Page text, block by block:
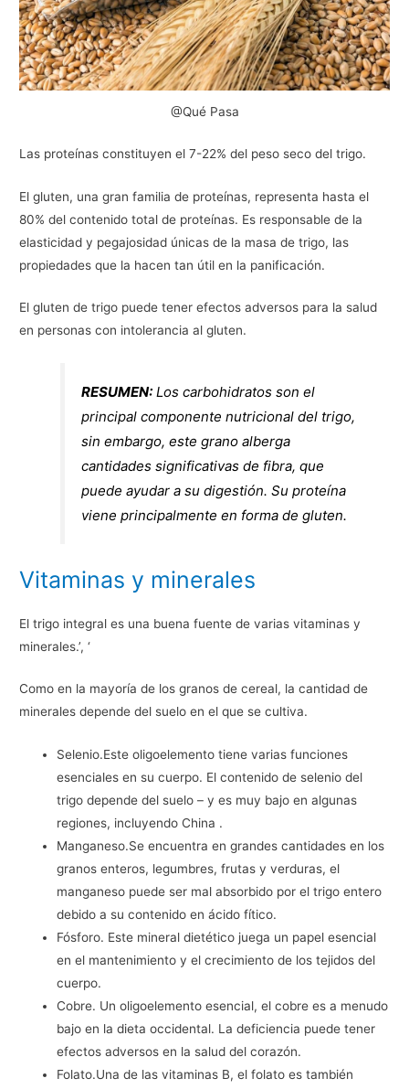
@Qué Pasa
Las proteínas constituyen el 7-22% del peso seco del trigo.
El gluten, una gran familia de proteínas, representa hasta el
80% del contenido total de proteínas. Es responsable de la
elasticidad y pegajosidad únicas de la masa de trigo, las
propiedades que la hacen tan útil en la panificación.
El gluten de trigo puede tener efectos adversos para la salud
en personas con intolerancia al gluten.
RESUMEN: Los carbohidratos son el
principal componente nutricional del trigo,
sin embargo, este grano alberga
cantidades significativas de fibra, que
puede ayudar a su digestión. Su proteína
viene principalmente en forma de gluten.
Vitaminas y minerales
El trigo integral es una buena fuente de varias vitaminas y
minerales.’, ‘
Como en la mayoría de los granos de cereal, la cantidad de
minerales depende del suelo en el que se cultiva.
Selenio.Este oligoelemento tiene varias funciones
esenciales en su cuerpo. El contenido de selenio del
trigo depende del suelo – y es muy bajo en algunas
regiones, incluyendo China .
Manganeso.Se encuentra en grandes cantidades en los
granos enteros, legumbres, frutas y verduras, el
manganeso puede ser mal absorbido por el trigo entero
debido a su contenido en ácido fítico.
Fósforo. Este mineral dietético juega un papel esencial
en el mantenimiento y el crecimiento de los tejidos del
cuerpo.
Cobre. Un oligoelemento esencial, el cobre es a menudo
bajo en la dieta occidental. La deficiencia puede tener
efectos adversos en la salud del corazón.
Folato.Una de las vitaminas B, el folato es también